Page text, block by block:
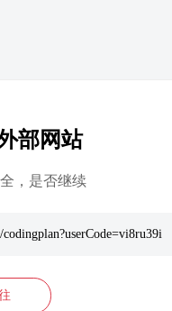
部网站
，是否继续